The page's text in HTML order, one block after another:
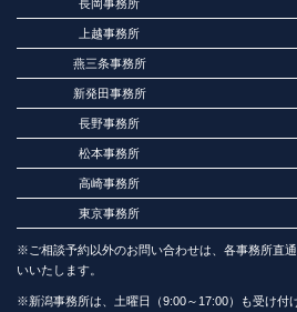
長岡事務所
上越事務所
燕三条事務所
新発田事務所
長野事務所
松本事務所
高崎事務所
東京事務所
※ご相談予約以外のお問い合わせは、各事務所直
いいたします。
※新潟事務所は、土曜日（9:00～17:00）も受け付